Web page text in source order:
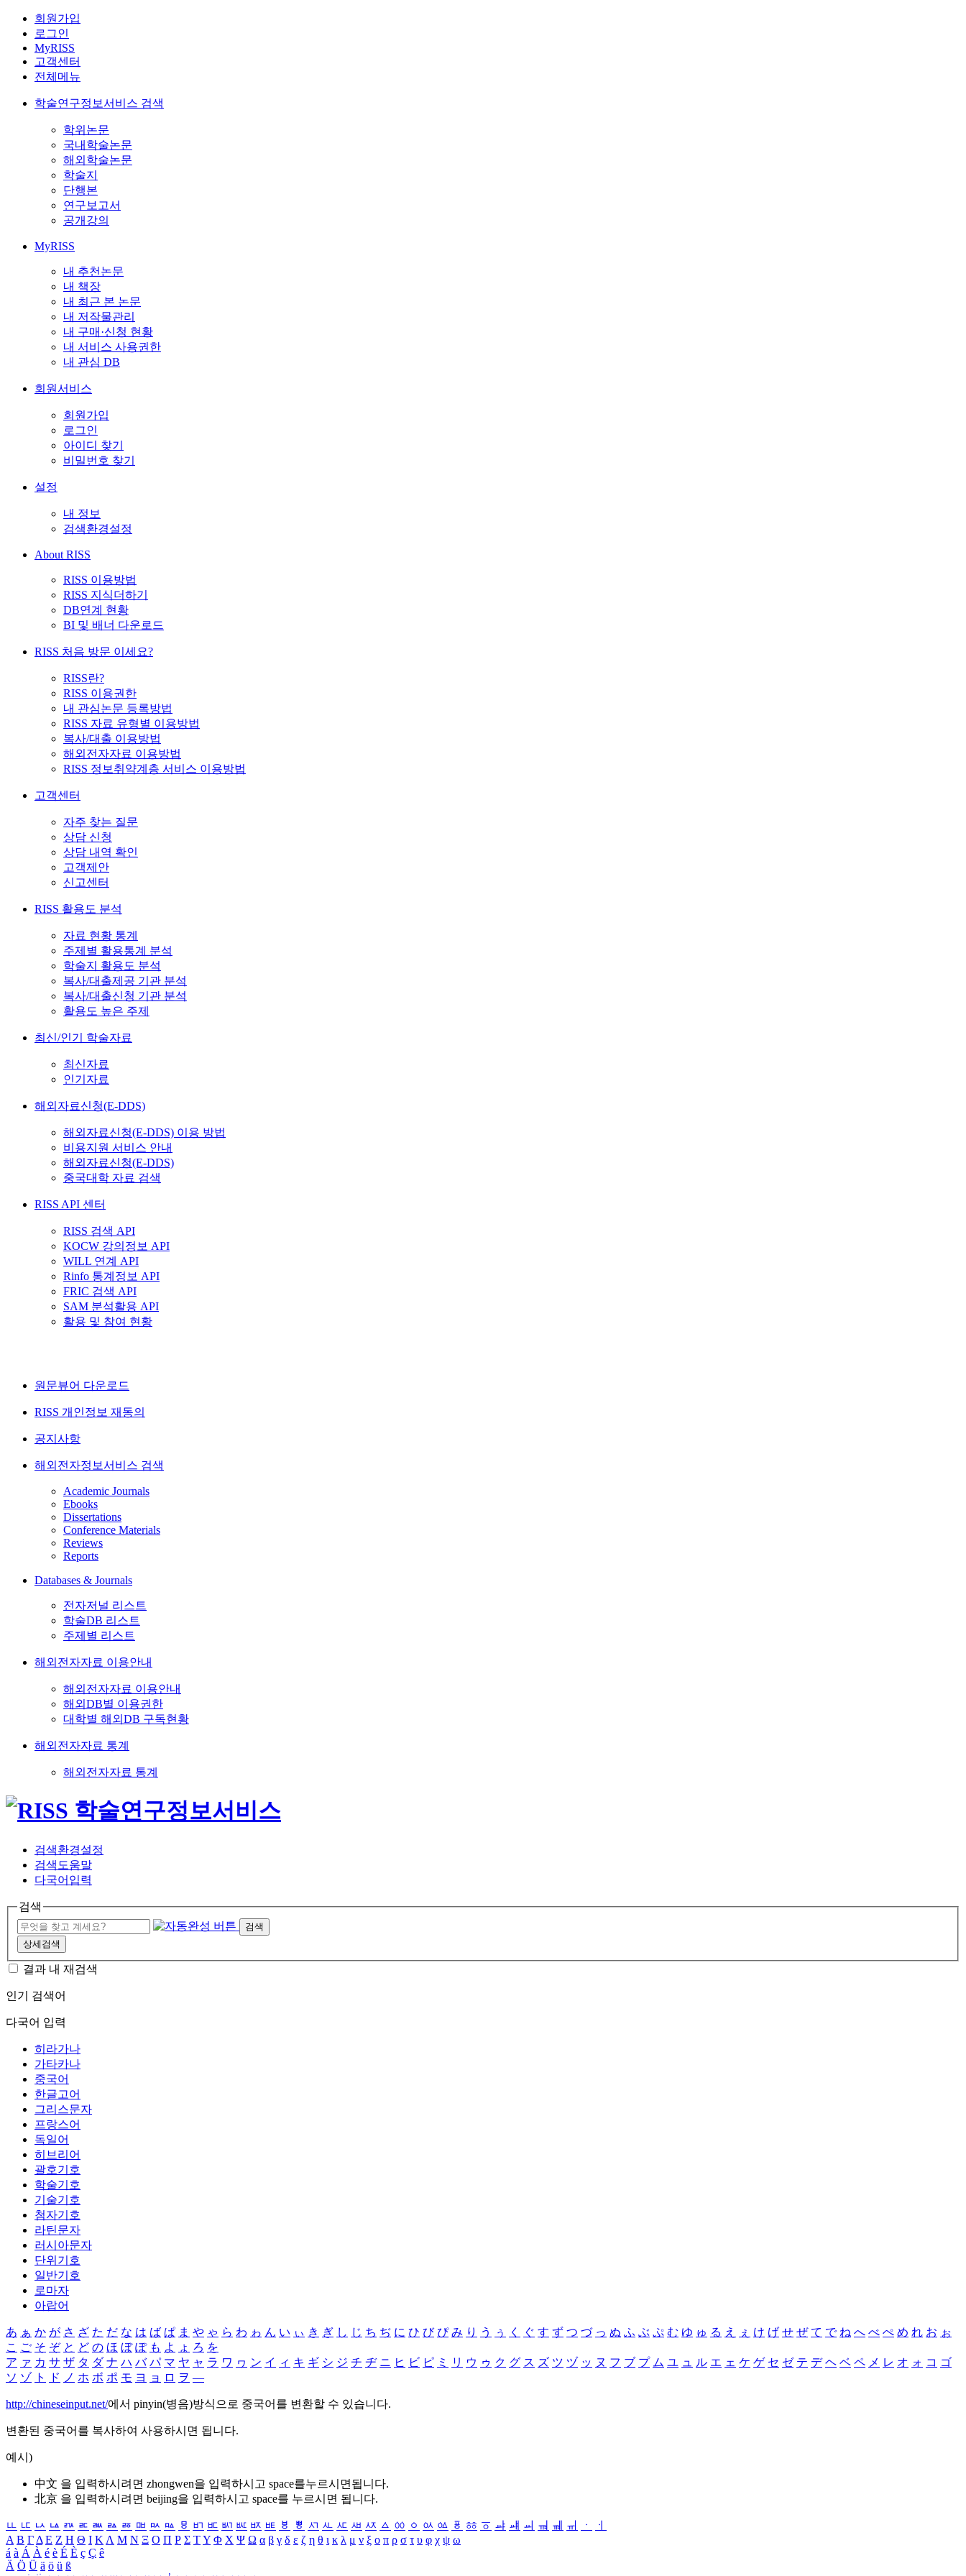
회원가입
로그인
MyRISS
고객센터
전체메뉴
학술연구정보서비스 검색
학위논문
국내학술논문
해외학술논문
학술지
단행본
연구보고서
공개강의
MyRISS
내 추천논문
내 책장
내 최근 본 논문
내 저작물관리
내 구매·신청 현황
내 서비스 사용권한
내 관심 DB
회원서비스
회원가입
로그인
아이디 찾기
비밀번호 찾기
설정
내 정보
검색환경설정
About RISS
RISS 이용방법
RISS 지식더하기
DB연계 현황
BI 및 배너 다운로드
RISS 처음 방문 이세요?
RISS란?
RISS 이용권한
내 관심논문 등록방법
RISS 자료 유형별 이용방법
복사/대출 이용방법
해외전자자료 이용방법
RISS 정보취약계층 서비스 이용방법
고객센터
자주 찾는 질문
상담 신청
상담 내역 확인
고객제안
신고센터
RISS 활용도 분석
자료 현황 통계
주제별 활용통계 분석
학술지 활용도 분석
복사/대출제공 기관 분석
복사/대출신청 기관 분석
활용도 높은 주제
최신/인기 학술자료
최신자료
인기자료
해외자료신청(E-DDS)
해외자료신청(E-DDS) 이용 방법
비용지원 서비스 안내
해외자료신청(E-DDS)
중국대학 자료 검색
RISS API 센터
RISS 검색 API
KOCW 강의정보 API
WILL 연계 API
Rinfo 통계정보 API
FRIC 검색 API
SAM 분석활용 API
활용 및 참여 현황
원문뷰어 다운로드
RISS 개인정보 재동의
공지사항
해외전자정보서비스 검색
Academic Journals
Ebooks
Dissertations
Conference Materials
Reviews
Reports
Databases & Journals
전자저널 리스트
학술DB 리스트
주제별 리스트
해외전자자료 이용안내
해외전자자료 이용안내
해외DB별 이용권한
대학별 해외DB 구독현황
해외전자자료 통계
해외전자자료 통계
검색환경설정
검색도움말
다국어입력
검색
검색
상세검색
결과 내 재검색
인기 검색어
다국어 입력
히라가나
가타카나
중국어
한글고어
그리스문자
프랑스어
독일어
히브리어
괄호기호
학술기호
기술기호
첨자기호
라틴문자
러시아문자
단위기호
일반기호
로마자
아랍어
あ ぁ か が さ ざ た だ な は ば ぱ ま や ゃ ら わ ゎ ん い ぃ き ぎ し じ ち ぢ に ひ び ぴ み り う ぅ く ぐ す ず つ づ っ ぬ ふ ぶ ぷ む ゆ ゅ る え ぇ け げ せ ぜ て で ね へ べ ぺ め れ お ぉ
こ ご そ ぞ と ど の ほ ぼ ぽ も よ ょ ろ を
ア ァ カ サ ザ タ ダ ナ ハ バ パ マ ヤ ャ ラ ワ ヮ ン イ ィ キ ギ シ ジ チ ヂ ニ ヒ ビ ピ ミ リ ウ ゥ ク グ ス ズ ツ ヅ ッ ヌ フ ブ プ ム ユ ュ ル エ ェ ケ ゲ セ ゼ テ デ ヘ ベ ペ メ レ オ ォ コ ゴ
ソ ゾ ト ド ノ ホ ボ ポ モ ヨ ョ ロ ヲ ―
http://chineseinput.net/에서 pinyin(병음)방식으로 중국어를 변환할 수 있습니다.
변환된 중국어를 복사하여 사용하시면 됩니다.
예시)
中文 을 입력하시려면 zhongwen을 입력하시고 space를누르시면됩니다.
北京 을 입력하시려면 beijing을 입력하시고 space를 누르시면 됩니다.
ㅥ ㅦ ㅧ ㅨ ㅩ ㅪ ㅫ ㅬ ㅭ ㅮ ㅯ ㅰ ㅱ ㅲ ㅳ ㅴ ㅵ ㅶ ㅷ ㅸ ㅹ ㅺ ㅻ ㅼ ㅽ ㅾ ㅿ ㆀ ㆁ ㆂ ㆃ ㆄ ㆅ ㆆ ㆇ ㆈ ㆉ ㆊ ㆋ ㆌ ㆍ
ㆎ
Α Β ΓΔ Ε Ζ Η Θ Ι ΚΛ Μ Ν Ξ Ο Π Ρ Σ ΤΥ Φ Χ Ψ Ω α β γ δ ε ζ η θ ι κ λ μ ν ξ ο π ρ σ τ υ φ χ ψ ω
á à Á À é è É È ç Ç ê
Ä Ö Ü ä ö ü ß